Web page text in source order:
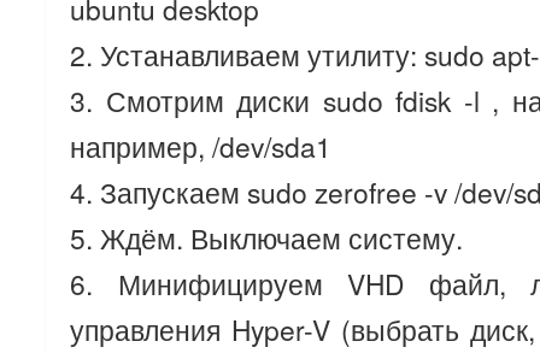
ubuntu desktop
2. Устанавливаем утилиту: sudo
3. Смотрим диски sudo fdisk -l ,
например, /dev/sda1
4. Запускаем sudo zerofree -v /dev/
5. Ждём. Выключаем систему.
6. Минифицируем VHD файл,
управления Hyper-V (выбрать